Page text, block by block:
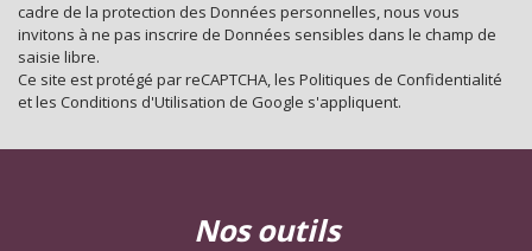
Taxe foncière
24,09 %
Habitants de moins de 25 ans
Habitants de 25 à 55 ans
Familles sans enfant
cadre de la protection des Données personnelles, nous vous
invitons à ne pas inscrire de Données sensibles dans le champ de
saisie libre.
Ce site est protégé par reCAPTCHA, les Politiques de Confidentialité
et les Conditions d'Utilisation de Google s'appliquent.
nos outils